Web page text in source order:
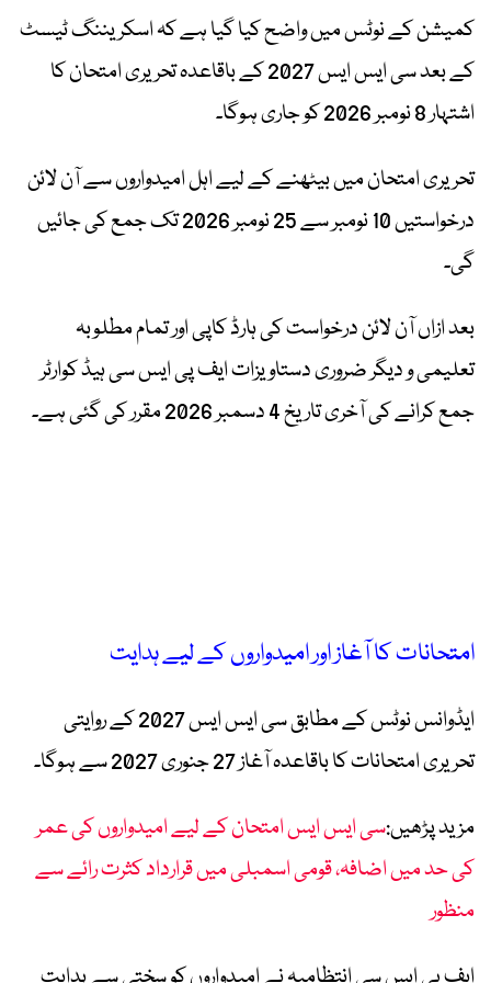
کمیشن کے نوٹس میں واضح کیا گیا ہے کہ اسکریننگ ٹیسٹ
کے بعد سی ایس ایس 2027 کے باقاعدہ تحریری امتحان کا
اشتہار 8 نومبر 2026 کو جاری ہوگا۔
تحریری امتحان میں بیٹھنے کے لیے اہل امیدواروں سے آن لائن
درخواستیں 10 نومبر سے 25 نومبر 2026 تک جمع کی جائیں
گی۔
بعد ازاں آن لائن درخواست کی ہارڈ کاپی اور تمام مطلوبہ
تعلیمی و دیگر ضروری دستاویزات ایف پی ایس سی ہیڈ کوارٹر
جمع کرانے کی آخری تاریخ 4 دسمبر 2026 مقرر کی گئی ہے۔
امتحانات کا آغاز اور امیدواروں کے لیے ہدایت
ایڈوانس نوٹس کے مطابق سی ایس ایس 2027 کے روایتی
تحریری امتحانات کا باقاعدہ آغاز 27 جنوری 2027 سے ہوگا۔
مزید پڑھیں:سی ایس ایس امتحان کے لیے امیدواروں کی عمر
کی حد میں اضافہ، قومی اسمبلی میں قرارداد کثرت رائے سے
منظور